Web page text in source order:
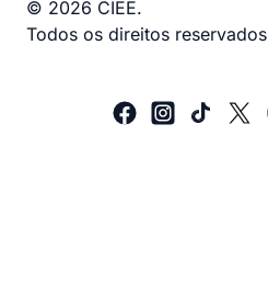
© 2026 CIEE.
Todos os direitos reservados